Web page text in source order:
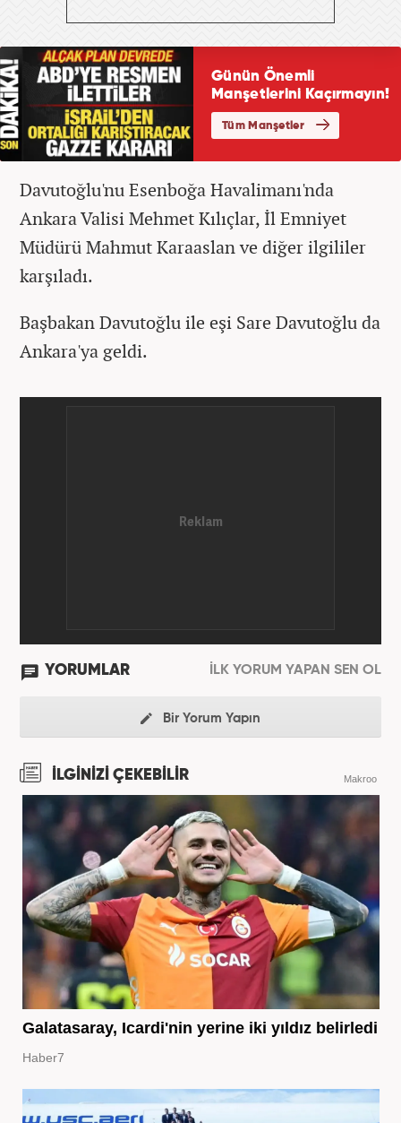
Davutoğlu'nu Esenboğa Havalimanı'nda
Ankara Valisi Mehmet Kılıçlar, İl Emniyet
Müdürü Mahmut Karaaslan ve diğer ilgililer
karşıladı.
Başbakan Davutoğlu ile eşi Sare Davutoğlu da
Ankara'ya geldi.
YORUMLAR İLK YORUM YAPAN SEN OL
Bir Yorum Yapın
İLGİNİZİ ÇEKEBİLİR Makroo
Galatasaray, Icardi'nin yerine iki yıldız belirledi
Haber7